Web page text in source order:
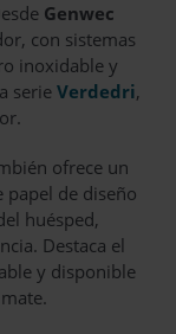
Genwec
con sistemas
inoxidable y
serie Verdedri,
ofrece un
papel de diseño
huésped,
Destaca el
y disponible